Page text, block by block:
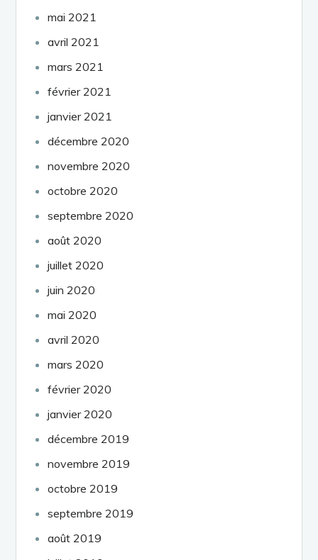
mai 2021
avril 2021
mars 2021
février 2021
janvier 2021
décembre 2020
novembre 2020
octobre 2020
septembre 2020
août 2020
juillet 2020
juin 2020
mai 2020
avril 2020
mars 2020
février 2020
janvier 2020
décembre 2019
novembre 2019
octobre 2019
septembre 2019
août 2019